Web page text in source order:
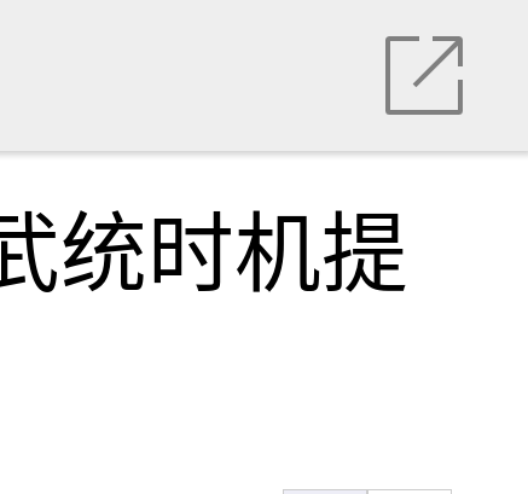
统时机提